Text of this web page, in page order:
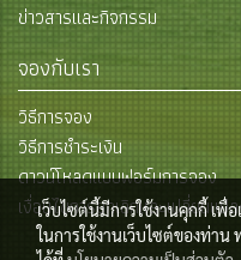
ข่าวสารและกิจกรรม
จองกับเรา
วิธีการจอง
วิธีการชำระเงิน
ดาวน์โหลดแบบฟอร์มการจอง
เงื่อนไขการยกเลิกและเปลี่ยนแป
เว็บไซต์นี้มีการใช้งานคุกกี้ เ
ในการใช้งานเว็บไซต์ของท่า